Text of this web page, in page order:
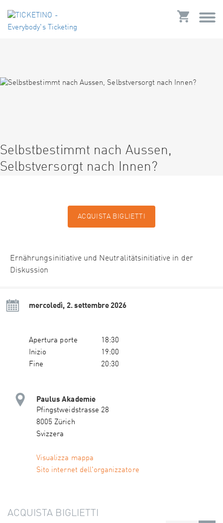
Selbstbestimmt nach Aussen,
Selbstversorgt nach Innen?
ACQUISTA BIGLIETTI
Ernährungsinitiative und Neutralitätsinitiative in der
Diskussion
mercoledì, 2. settembre 2026
Apertura porte
18:30
Inizio
19:00
Fine
20:30
Paulus Akademie
Pfingstweidstrasse 28
8005 Zürich
Svizzera
Visualizza mappa
Sito internet dell'organizzatore
ACQUISTA BIGLIETTI